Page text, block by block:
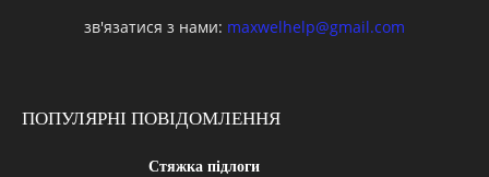
зв'язатися з нами: maxwelhelp@gmail.com
ПОПУЛЯРНІ ПОВІДОМЛЕННЯ
Стяжка підлоги